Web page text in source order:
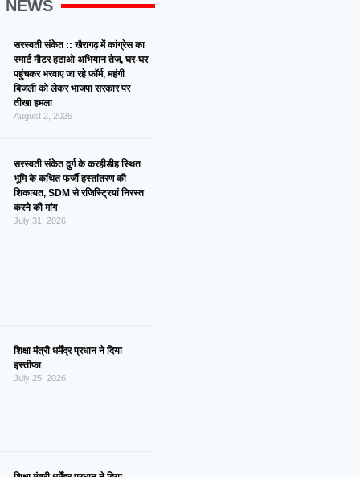
NEWS
सरस्वती संकेत :: खैरागढ़ में कांग्रेस का
स्मार्ट मीटर हटाओ अभियान तेज, घर-घर
पहुंचकर भरवाए जा रहे फॉर्म, महंगी
बिजली को लेकर भाजपा सरकार पर
तीखा हमला
August 2, 2026
सरस्वती संकेत दुर्ग के करहीडीह स्थित
भूमि के कथित फर्जी हस्तांतरण की
शिकायत, SDM से रजिस्ट्रियां निरस्त
करने की मांग
July 31, 2026
शिक्षा मंत्री धर्मेंद्र प्रधान ने दिया
इस्तीफा
July 25, 2026